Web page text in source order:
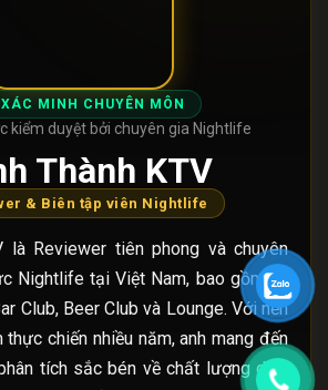
MINH CHUYÊN MÔN
kiểm duyệt bởi chuyên gia Nightlife
Thành KTV
& Biên tập viên Nightlife
là Reviewer tiên phong và chuyên
Nightlife tại Việt Nam, bao gồm hệ
Club, Beer Club và Lounge. Với nền
thực chiến nhiều năm, anh mang đến
tích sắc bén về chất lượng dịch